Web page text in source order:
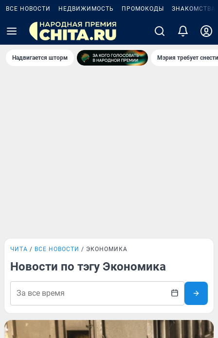
ВСЕ НОВОСТИ НЕДВИЖИМОСТЬ ПРОМОКОДЫ ЗНАКОМСТВА
Надвигается шторм Мэрия требует
ЧИТА ВСЕ НОВОСТИ ЭКОНОМИКА
Новости по тэгу Экономика